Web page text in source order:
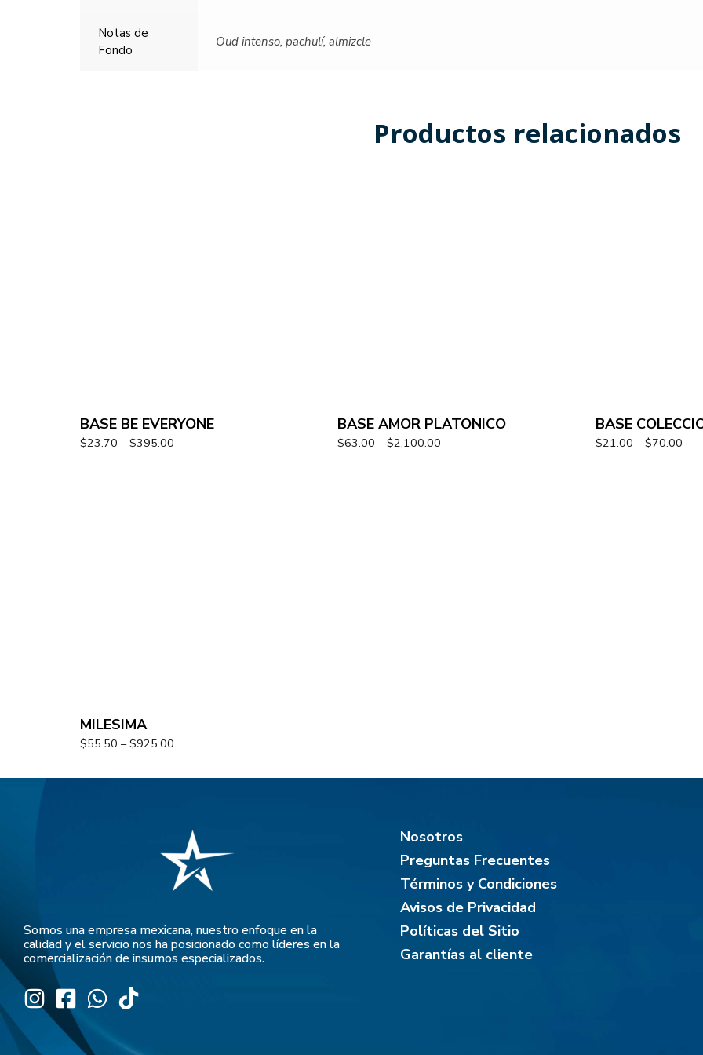
Notas de
Fondo
Oud intenso, pachulí, almizcle
Productos relacionados
BASE BE EVERYONE
$23.70 – $395.00
BASE AMOR PLATONICO
$63.00 – $2,100.00
BASE
$21.00 – $70.00
MILESIMA
$55.50 – $925.00
Somos una empresa mexicana, nuestro enfoque en la
calidad y el servicio nos ha posicionado como líderes en la
comercialización de insumos especializados.
Nosotros
Preguntas Frecuentes
Términos y Condiciones
Avisos de Privacidad
Políticas del Sitio
Garantías al cliente